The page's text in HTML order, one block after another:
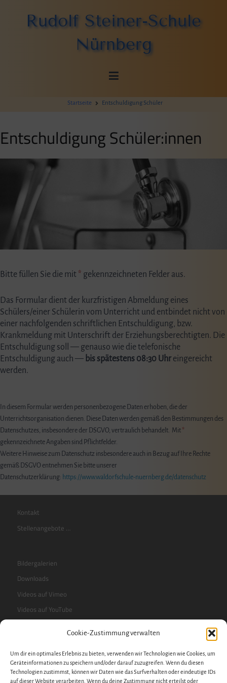
Cookie-Zustimmung verwalten
Um dir ein optimales Erlebnis zu bieten, verwenden wir Technologien wie Cookies, um
Geräteinformationen zu speichern und/oder darauf zuzugreifen. Wenn du diesen
Technologien zustimmst, können wir Daten wie das Surfverhalten oder eindeutige IDs
auf dieser Website verarbeiten. Wenn du deine Zustimmung nicht erteilst oder
springenRudolf Steiner-Schule
Nürnberg
Startseite Entschuldigung Schüler
Entschuldigung Schüler:innen
Bitte füllen Sie die mit * gekennzeichneten Felder aus.
Das Formular dient der kurzfristigen Abmeldung eines
Schülers/einer Schülerin vom Unterricht und entbindet nicht von
einer nachfolgenden schriftlichen Entschuldigung, bzw.
Krankmeldung mit Unterschrift der Erziehungsberechtigten. Die
Entschuldigung soll — genauso wie die telefonische
Entschuldigung auch — bis spätestens 08:30 Uhreingereicht
werden.
In diesem Formular werden personenbezogene Daten erhoben, die der
Unterrichtsorganisation dienen. Diese Daten werden gemäß den Bestimmungen des
Datenschutzes, insbesondere der DSGVO, vertraulich behandelt. Mit *
gekennzeichnete Angaben sind Pflichtfelder.
Weitere Hinweise zum Datenschutz insbesondere auch in Bezug auf Ihre Rechte
gemäß DSGVO entnehmen Sie bitte unserer
Datenschutzerklärung: https://www.waldorfschule-nuernberg.de/datenschutz
Kontakt
Stellenangebote …
Bildergalerien
Downloads
Videos auf Vimeo
Videos auf YouTube
Sidebar